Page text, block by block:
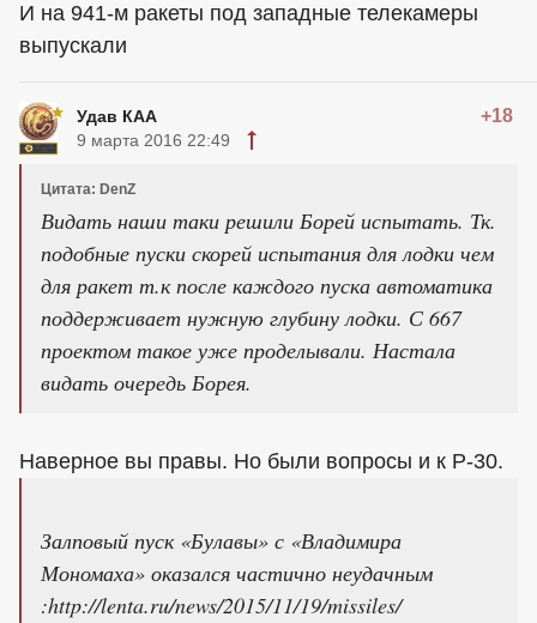
И на 941-м ракеты под западные телекамеры
выпускали
Удав КАА +18
9 марта 2016 22:49
Цитата: DenZ
Видать наши таки решили Борей испытать. Тк.
подобные пуски скорей испытания для лодки чем
для ракет т.к после каждого пуска автоматика
поддерживает нужную глубину лодки. С 667
проектом такое уже проделывали. Настала
видать очередь Борея.
Наверное вы правы. Но были вопросы и к Р-30.
Залповый пуск «Булавы» с «Владимира
Мономаха» оказался частично неудачным
:http://lenta.ru/news/2015/11/19/missiles/